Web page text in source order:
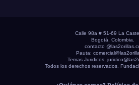
Calle 98a # 51-69 La
Bogotá, Colombia.
contacto
Pauta:
Temas Juridicos:
Todos los derechos reservados.